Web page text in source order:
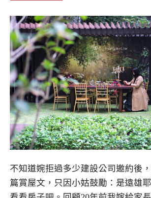
不知道婉拒過多少建設公司邀約後
篇賞屋文，只因小姑鼓勵：是遠雄